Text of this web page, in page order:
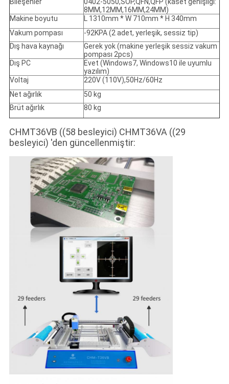
Bileşenler
0402-5050,SOP,QFN,QFP (kaset genişliği:
8MM,12MM,16MM,24MM)
Makine boyutu
L 1310mm * W 710mm * H 340mm
Vakum pompası
-92KPA (2 adet, yerleşik, sessiz tip)
Dış hava kaynağı
Gerek yok (makine yerleşik sessiz vakum
pompası 2pcs)
Dış PC
Evet (Windows7, Windows10 ile uyumlu
yazılım)
Voltaj
220V (110V),50Hz/60Hz
Net ağırlık
50 kg
Brüt ağırlık
80 kg
CHMT36VB ((58 besleyici) CHMT36VA ((29
besleyici) 'den güncellenmiştir: